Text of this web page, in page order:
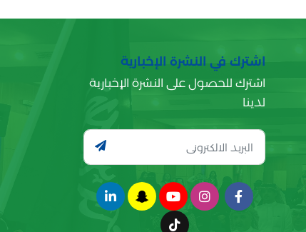
اشترك في النشرة الإخبارية
اشترك للحصول على النشرة الإخبارية
لدينا